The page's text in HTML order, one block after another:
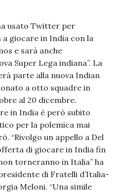
usato Twitter per
giocare in India con la
e sarà anche
Super Lega indiana”. La
parte alla nuova Indian
a otto squadre in
al 20 dicembre.
in India è però subito
per la polemica mai
“Rivolgo un appello a Del
di giocare in India fin
torneranno in Italia” ha
di Fratelli d’Italia-
Meloni. “Una simile